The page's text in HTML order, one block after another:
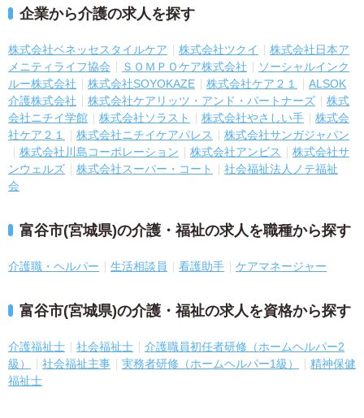
企業から介護の求人を探す
株式会社ベネッセスタイルケア 株式会社ツクイ
株式会社日本ア
メニティライフ協会
ＳＯＭＰＯケア株式会社
ソーシャルインク
ルー株式会社
株式会社SOYOKAZE 株式会社ケア２１
ALSOK
介護株式会社
株式会社ケアリッツ・アンド・パートナーズ
株式
会社ニチイ学館
株式会社ソラスト 株式会社やさしい手
株式会
社ケア２１
株式会社ニチイケアパレス
株式会社サンガジャパン
株式会社川島コーポレーション
株式会社アンビス
株式会社サ
ンウェルズ
株式会社スーパー・コート
社会福祉法人ノテ福祉
会
富谷市(宮城県)の介護・福祉の求人を職種から探す
介護職・ヘルパー 生活相談員 看護助手 ケアマネージャー
富谷市(宮城県)の介護・福祉の求人を資格から探す
介護福祉士 社会福祉士
介護職員初任者研修（ホームヘルパー2
級）
社会福祉主事 実務者研修（ホームヘルパー1級）
精神保健
福祉士